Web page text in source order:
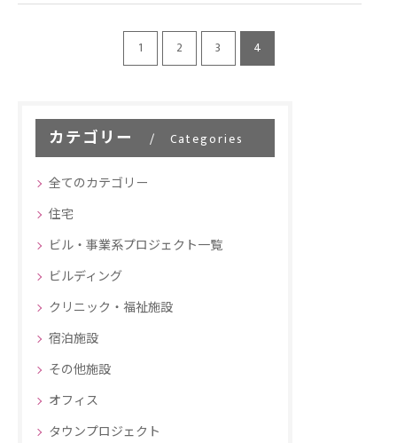
1 2 3 4
カテゴリー Categories
全てのカテゴリー
住宅
ビル・事業系プロジェクト一覧
ビルディング
クリニック・福祉施設
宿泊施設
その他施設
オフィス
タウンプロジェクト